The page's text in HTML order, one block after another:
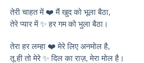
तेरी चाहत में ❤️ मैं खुद को भूला बैठा,
तेरे प्यार में ✨ हर गम को भुला बैठा।
तेरा हर लम्हा ❤️ मेरे लिए अनमोल है,
तू ही तो मेरे ✨ दिल का राज़, मेरा मोल है।